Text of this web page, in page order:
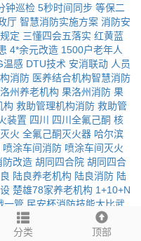
钟巡检 5秒时间同步 等保二
厅 智慧消防实施方案 消防安
定 三懂四会五落实 红黄蓝
4*余元改造 1500户老年人
温感 DTU技术 安消联动 人员
消防 医养结合机构智慧消防
州养老机构 果洛州消防 果
构 救助管理机构消防 救助管
装置 四川 四川全氟己酮 核
火 全氟己酮灭火器 哈尔滨
喷涂车间消防 喷涂车间灭火
防改造 胡同四合院 胡同四合
陆良养老机构 陆良消防 陆
楚雄78家养老机构 1+10+N
一管 民安杯消防技能大比武
老机构
西畴智慧消
九江消防安全
消防供应商
分类 顶部